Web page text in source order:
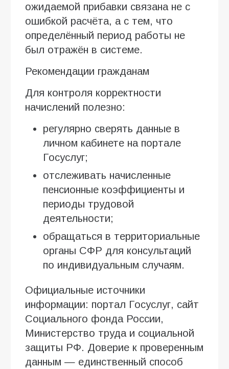
ожидаемой прибавки связана не с
ошибкой расчёта, а с тем, что
определённый период работы не
был отражён в системе.
Рекомендации гражданам
Для контроля корректности
начислений полезно:
регулярно сверять данные в
личном кабинете на портале
Госуслуг;
отслеживать начисленные
пенсионные коэффициенты и
периоды трудовой
деятельности;
обращаться в территориальные
органы СФР для консультаций
по индивидуальным случаям.
Официальные источники
информации: портал Госуслуг, сайт
Социального фонда России,
Министерство труда и социальной
защиты РФ. Доверие к проверенным
данным — единственный способ